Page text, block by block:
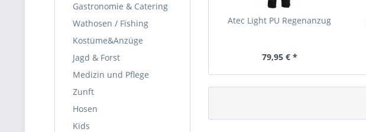
Gastronomie & Catering
Wathosen / Fishing
Kostüme&Anzüge
Jagd & Forst
Medizin und Pflege
Zunft
Hosen
Kids
Atec Light PU Regenanzug
79,95 € *